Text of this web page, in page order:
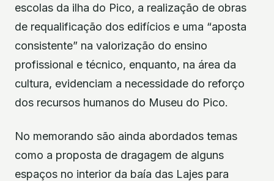
escolas da ilha do Pico, a realização de obras
de requalificação dos edifícios e uma “aposta
consistente” na valorização do ensino
profissional e técnico, enquanto, na área da
cultura, evidenciam a necessidade do reforço
dos recursos humanos do Museu do Pico.
No memorando são ainda abordados temas
como a proposta de dragagem de alguns
espaços no interior da baía das Lajes para